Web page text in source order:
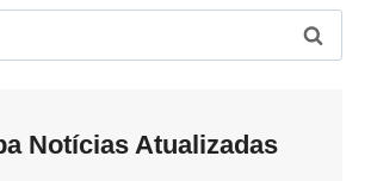
Notícias Atualizadas